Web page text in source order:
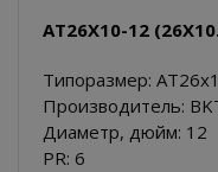
AT26X10-12
Типоразмер:
Производитель:
Диаметр, дюйм: 12
PR: 6